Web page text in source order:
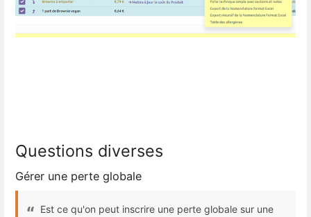
Questions diverses
Gérer une perte globale
Est ce qu'on peut inscrire une perte globale sur une